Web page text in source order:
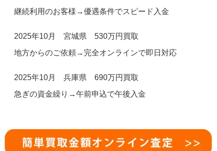
継続利用のお客様→優遇条件でスピード入金
2025年10月 宮城県 530万円買取
地方からのご依頼→完全オンラインで即日対応
2025年10月 兵庫県 690万円買取
急ぎの資金繰り→午前申込で午後入金